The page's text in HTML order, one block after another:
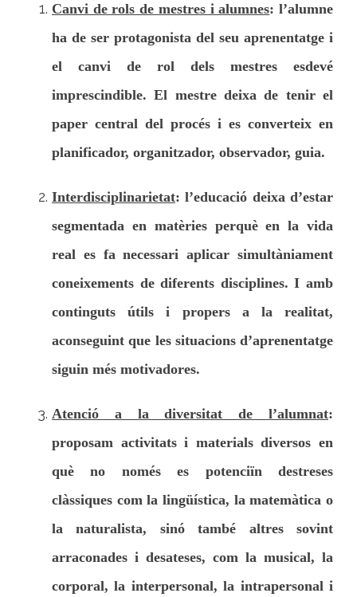
Canvi de rols de mestres i alumnes: l’alumne
ha de ser protagonista del seu aprenentatge i
el canvi de rol dels mestres esdevé
imprescindible. El mestre deixa de tenir el
paper central del procés i es converteix en
planificador, organitzador, observador, guia.
Interdisciplinarietat: l’educació deixa d’estar
segmentada en matèries perquè en la vida
real es fa necessari aplicar simultàniament
coneixements de diferents disciplines. I amb
continguts útils i propers a la realitat,
aconseguint que les situacions d’aprenentatge
siguin més motivadores.
Atenció a la diversitat de l’alumnat:
proposam activitats i materials diversos en
què no només es potenciïn destreses
clàssiques com la lingüística, la matemàtica o
la naturalista, sinó també altres sovint
arraconades i desateses, com la musical, la
corporal, la interpersonal, la intrapersonal i